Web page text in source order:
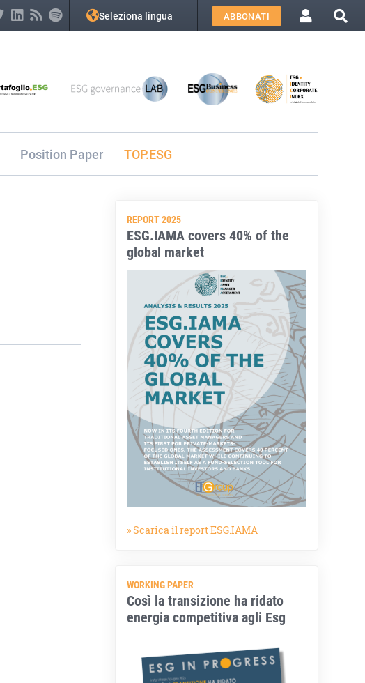
Seleziona lingua ABBONATI
Position Paper TOP.ESG
REPORT 2025
ESG.IAMA covers 40% of the
global market
» Scarica il report ESG.IAMA
WORKING PAPER
Così la transizione ha ridato
energia competitiva agli Esg